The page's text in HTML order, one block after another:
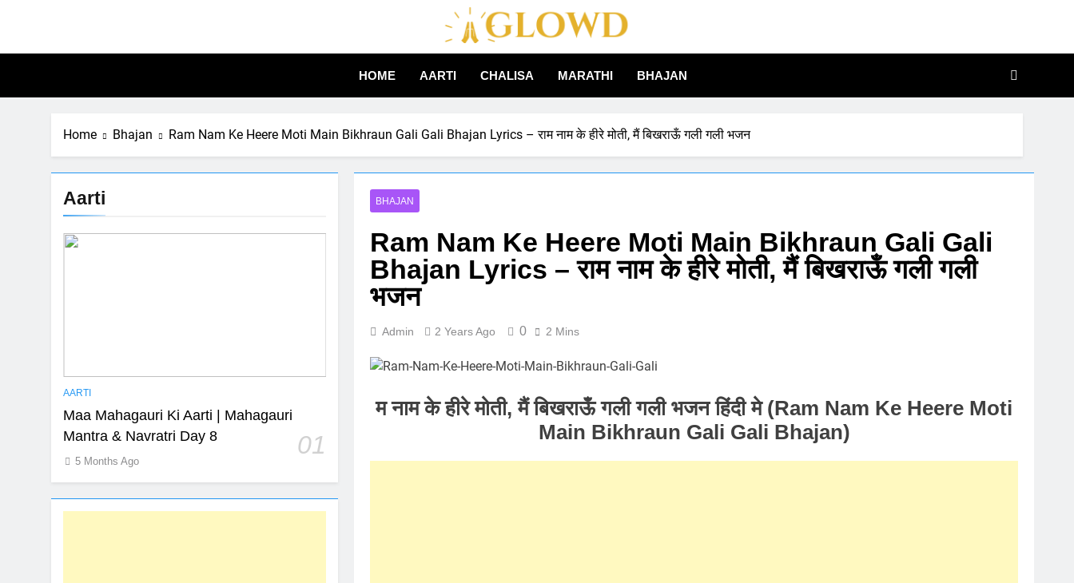
Aglowd – Bhajan, Aarti, Katha Aur Chalisa
Hindi Me
HOME AARTI CHALISA MARATHI BHAJAN
Home Bhajan Ram Nam Ke Heere Moti Main Bikhraun Gali Gali Bhajan Lyrics – राम नाम के हीरे मोती, मैं बिखराऊँ गली गली भजन
Aarti
AARTI
Maa Mahagauri Ki Aarti | Mahagauri
Mantra & Navratri Day 8
01
5 Months Ago
BHAJAN
Ram Nam Ke Heere Moti Main Bikhraun Gali Gali
Bhajan Lyrics – राम नाम के हीरे मोती, मैं बिखराऊँ गली गली
भजन
Admin 2 Years Ago 0 2 Mins
म नाम के हीरे मोती, मैं बिखराऊँ गली गली भजन हिंदी मे(Ram Nam Ke Heere Moti
Main Bikhraun Gali Gali Bhajan)